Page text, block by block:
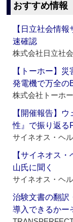
おすすめ情報
【日立社会情
速確認
株式会社日立社
【トーホー】
発電機で万全の
株式会社トーホー
【開催報告】
性』で振り返る
サイネオス・ヘ
【サイネオス
山氏に聞く
サイネオス・ヘ
治験文書の翻訳
導入できるかー